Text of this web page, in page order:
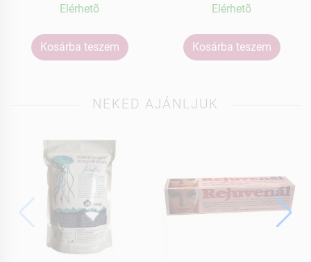
Elérhetõ
Kosárba teszem
Elérhetõ
Kosárba teszem
NEKED AJÁNLJUK